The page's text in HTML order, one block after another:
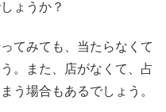
ょうか？
てみても、当たらなくて
。また、店がなくて、占
う場合もあるでしょう。